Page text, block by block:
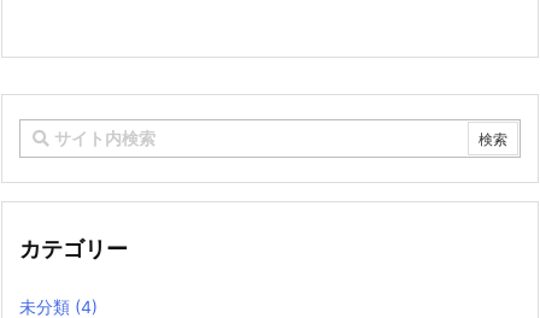
カテゴリー
未分類 (4)